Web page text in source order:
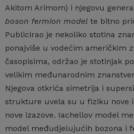
Akitom Arimom) i njegovu
boson fermion model te bitno
Publicirao je nekoliko stotina
ponajviše u vodećim američkim
časopisima, održao je stotinjak
velikim međunarodnim
Njegova otkrića simetrija i
strukture uvela su u fiziku nove
nove izazove. Iachellov model
model međudjelujućih bozona i